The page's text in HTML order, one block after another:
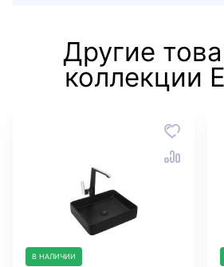
Другие
коллекции
В НАЛИЧИИ